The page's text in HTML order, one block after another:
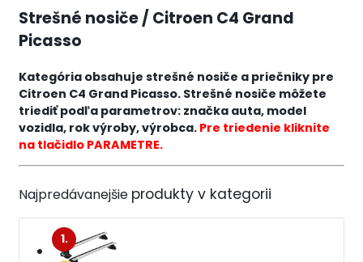
Strešné nosiče / Citroen C4 Grand
Picasso
Kategória obsahuje strešné nosiče a priečniky pre
Citroen C4 Grand Picasso. Strešné nosiče môžete
triediť podľa parametrov: značka auta, model
vozidla, rok výroby, výrobca. Pre triedenie kliknite
na tlačidlo PARAMETRE.
Najpredávanejšie
1.